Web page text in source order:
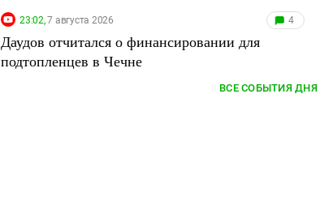
23:02,7 августа 2026 4
Даудов отчитался о финансировании для
подтопленцев в Чечне
ВСЕ СОБЫТИЯ ДНЯ